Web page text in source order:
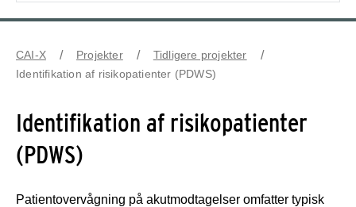
CAI-X Projekter
Tidligere projekter
Identifikation af risikopatienter (PDWS)
Identifikation af risikopatienter
(PDWS)
Patientovervågning på akutmodtagelser omfatter typisk